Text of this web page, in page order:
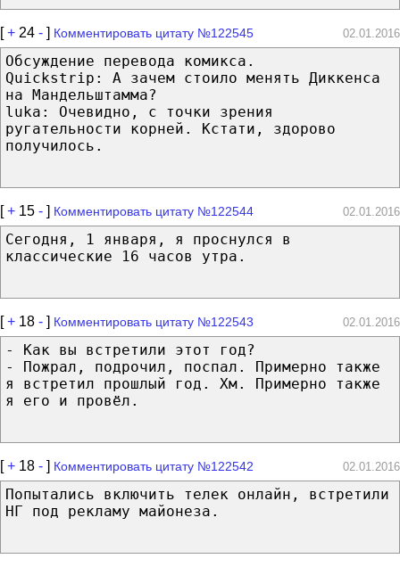
[+ 24 - ] Комментировать цитату №122545 02.01.2016
Обсуждение перевода комикса.
Quickstrip: А зачем стоило менять Диккенса
на Мандельштамма?
luka: Очевидно, с точки зрения
ругательности корней. Кстати, здорово
получилось.
[+ 15 - ] Комментировать цитату №122544 02.01.2016
Сегодня, 1 января, я проснулся в
классические 16 часов утра.
[+ 18 - ] Комментировать цитату №122543 02.01.2016
- Как вы встретили этот год?
- Пожрал, подрочил, поспал. Примерно также
я встретил прошлый год. Хм. Примерно также
я его и провёл.
[+ 18 - ] Комментировать цитату №122542 02.01.2016
Попытались включить телек онлайн, встретили
НГ под рекламу майонеза.